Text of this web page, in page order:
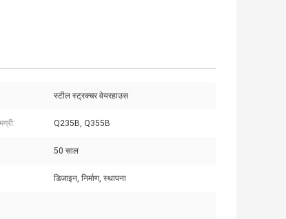
स्टील स्ट्रक्चर वेयरहाउस
Q235B, Q355B
50 साल
डिजाइन, निर्माण, स्थापना